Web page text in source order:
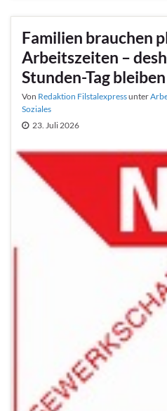
Familien brauchen
Arbeitszeiten –
Stunden-Tag bleiben
Von Redaktion Filstalexpressunter
Soziales
23. Juli 2026